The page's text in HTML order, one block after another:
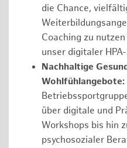
die Chance,
Coaching zu
unser digitaler
Nachhaltige
Wohlfühlangebote:
über digitale und
Workshops bis hin
psychosozialer